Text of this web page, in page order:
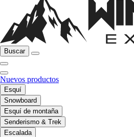
Buscar
Nuevos productos
Esquí
Snowboard
Esquí de montaña
Senderismo & Trek
Escalada